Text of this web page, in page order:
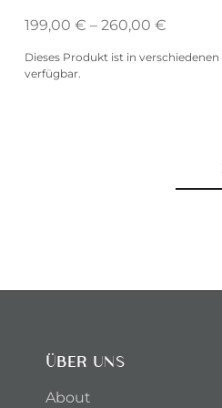
199,00 € – 260,00 €
Dieses Produkt ist in verschiedenen
verfügbar.
ÜBER UNS
About